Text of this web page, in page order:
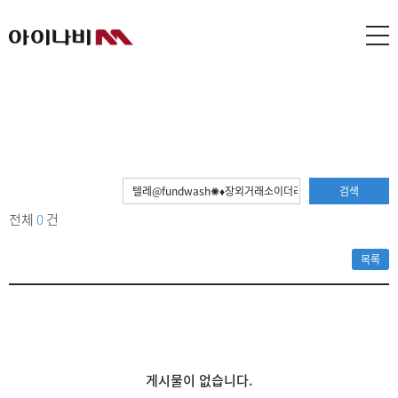
검색
전체 0건
목록
게시물이 없습니다.